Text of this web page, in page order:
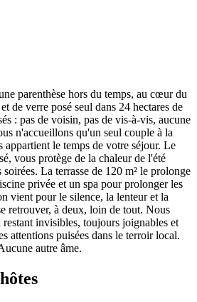
parenthèse hors du temps, au cœur du
de verre posé seul dans 24 hectares de
: pas de voisin, pas de vis-à-vis, aucune
n'accueillons qu'un seul couple à la
le temps de votre séjour. Le
vous protège de la chaleur de l'été
La terrasse de 120 m² le prolonge
privée et un spa pour prolonger les
vient pour le silence, la lenteur et la
retrouver, à deux, loin de tout. Nous
invisibles, toujours joignables et
attentions puisées dans le terroir local.
autre âme.